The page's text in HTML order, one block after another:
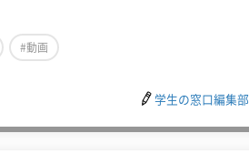
#動画
学生の窓口編集部